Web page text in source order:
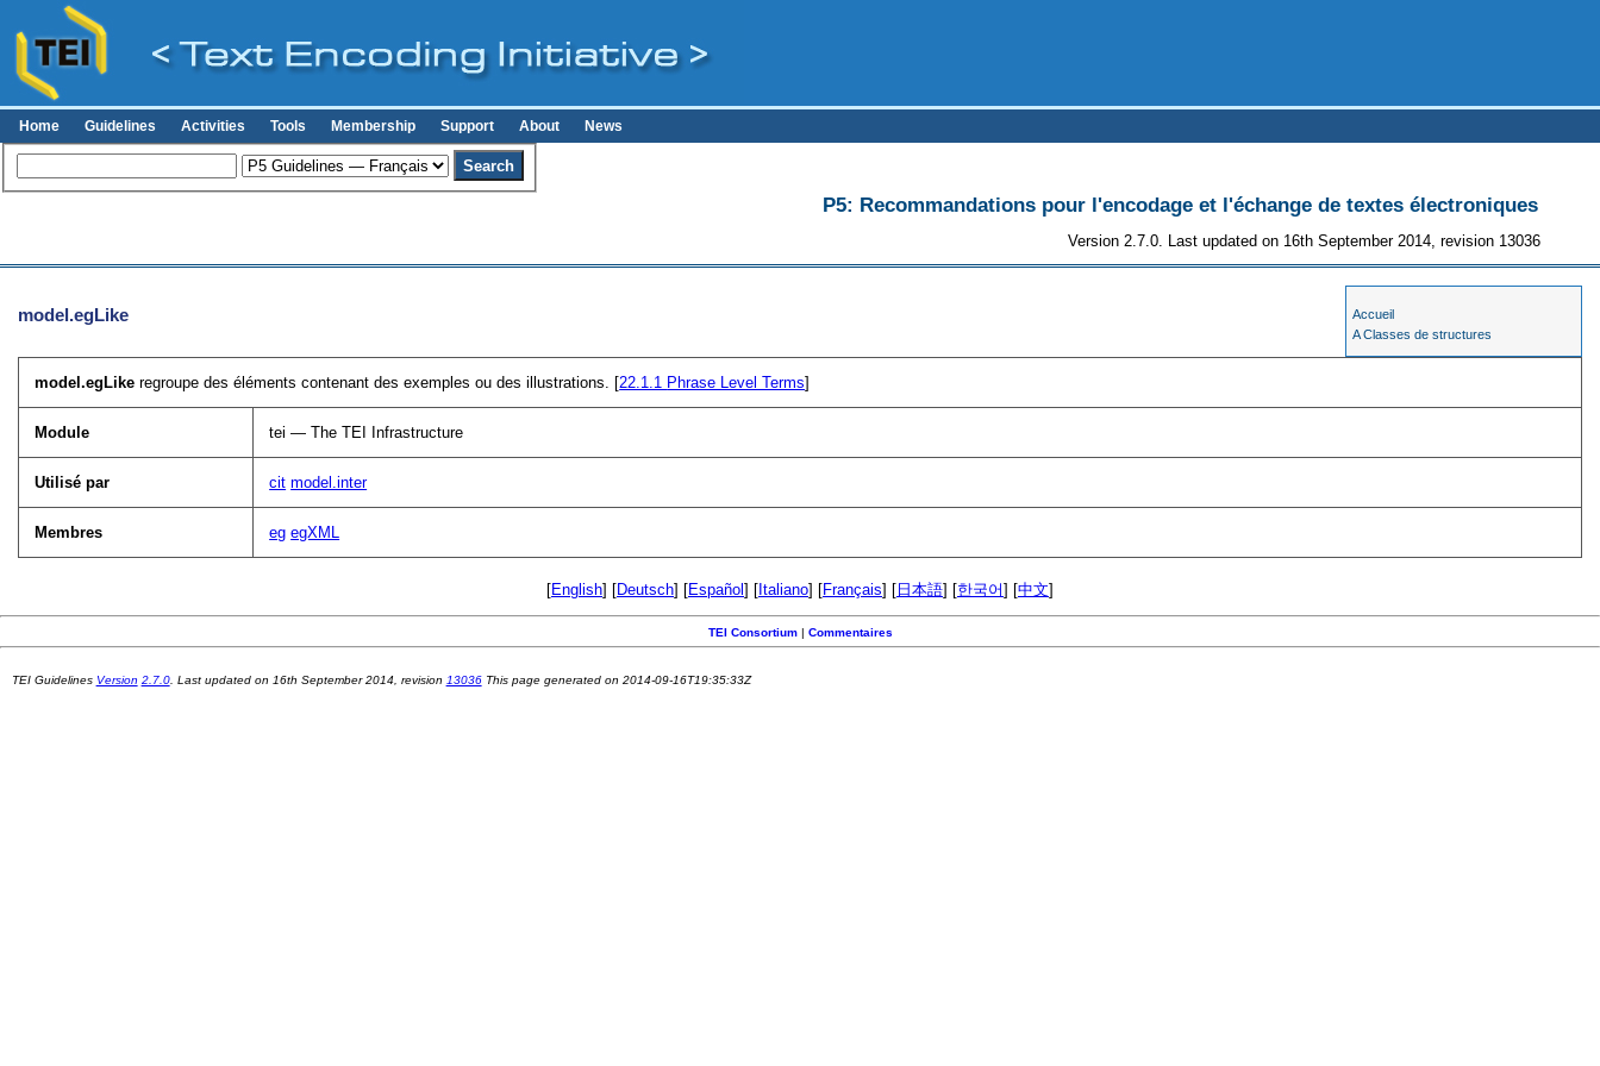
Home Guidelines Activities Tools Membership Support About News
P5: Recommandations pour l'encodage et l'échange de textes électroniques
Version 2.7.0. Last updated on 16th September 2014, revision 13036
Accueil
A Classes de structures
model.egLike
model.egLike regroupe des éléments contenant des exemples ou des illustrations. [22.1.1 Phrase Level Terms]
Module tei — The TEI Infrastructure
Utilisé par cit model.inter
Membres eg egXML
[English] [Deutsch] [Español] [Italiano] [Français] [日本語] [한국어] [中文]
TEI Consortium| Commentaires
TEI Guidelines Version 2.7.0. Last updated on 16th September 2014 , revision 13036This page generated on 2014-09-16T19:35:33Z